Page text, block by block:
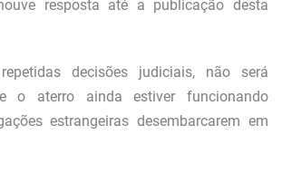
resposta até a publicação desta
decisões judiciais, não será
o aterro ainda estiver funcionando
estrangeiras desembarcarem em